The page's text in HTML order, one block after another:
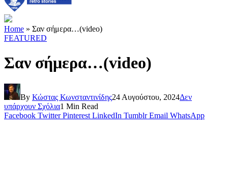
Home » Σαν σήμερα…(video)
FEATURED
Σαν σήμερα…(video)
By Κώστας Κωνσταντινίδης24 Αυγούστου, 2024Δεν
υπάρχουν Σχόλια1 Min Read
Facebook Twitter Pinterest LinkedIn Tumblr Email WhatsApp